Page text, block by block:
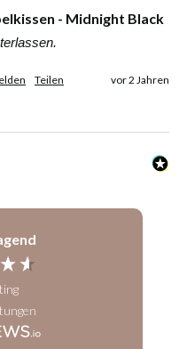
- Midnight Black
Teilen vor 2 Jahren